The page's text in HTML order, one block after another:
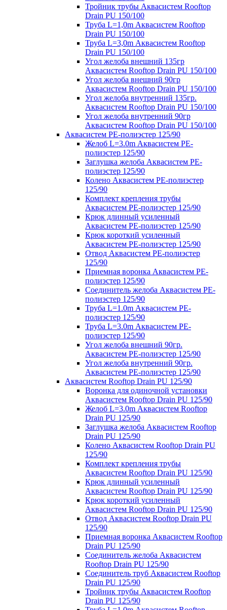
Тройник трубы Аквасистем Rooftop
Drain PU 150/100
Труба L=1,0m Аквасистем Rooftop
Drain PU 150/100
Труба L=3,0m Аквасистем Rooftop
Drain PU 150/100
Угол желоба внешний 135гр
Аквасистем Rooftop Drain PU 150/100
Угол желоба внешний 90гр
Аквасистем Rooftop Drain PU 150/100
Угол желоба внутренний 135гр.
Аквасистем Rooftop Drain PU 150/100
Угол желоба внутренний 90гр
Аквасистем Rooftop Drain PU 150/100
Аквасистем PE-полиэстер 125/90
Желоб L=3.0m Аквасистем PE-
полиэстер 125/90
Заглушка желоба Аквасистем PE-
полиэстер 125/90
Колено Аквасистем PE-полиэстер
125/90
Комплект крепления трубы
Аквасистем PE-полиэстер 125/90
Крюк длинный усиленный
Аквасистем PE-полиэстер 125/90
Крюк короткий усиленный
Аквасистем PE-полиэстер 125/90
Отвод Аквасистем РЕ-полиэстер
125/90
Приемная воронка Аквасистем PE-
полиэстер 125/90
Соединитель желоба Аквасистем PE-
полиэстер 125/90
Труба L=1.0m Аквасистем PE-
полиэстер 125/90
Труба L=3.0m Аквасистем PE-
полиэстер 125/90
Угол желоба внешний 90гр.
Аквасистем PE-полиэстер 125/90
Угол желоба внутренний 90гр.
Аквасистем PE-полиэстер 125/90
Аквасистем Rooftop Drain PU 125/90
Воронка для одиночной установки
Аквасистем Rooftop Drain PU 125/90
Желоб L=3.0m Аквасистем Rooftop
Drain PU 125/90
Заглушка желоба Аквасистем Rooftop
Drain PU 125/90
Колено Аквасистем Rooftop Drain PU
125/90
Комплект крепления трубы
Аквасистем Rooftop Drain PU 125/90
Крюк длинный усиленный
Аквасистем Rooftop Drain PU 125/90
Крюк короткий усиленный
Аквасистем Rooftop Drain PU 125/90
Отвод Аквасистем Rooftop Drain PU
125/90
Приемная воронка Аквасистем Rooftop
Drain PU 125/90
Соединитель желоба Аквасистем
Rooftop Drain PU 125/90
Соединитель труб Аквасистем Rooftop
Drain PU 125/90
Тройник трубы Аквасистем Rooftop
Drain PU 125/90